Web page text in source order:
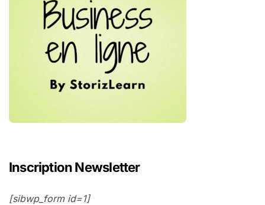
Inscription Newsletter
[sibwp_form id=1]